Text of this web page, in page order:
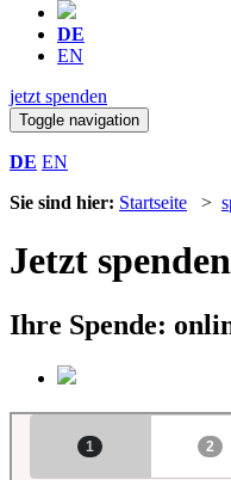
DE
EN
jetzt spenden
Toggle navigation
DE EN
Sie sind hier: Startseite >
Jetzt spenden
Ihre Spende: